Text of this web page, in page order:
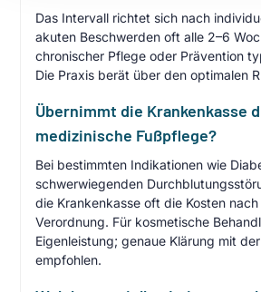
Das Intervall richtet sich nach
akuten Beschwerden oft alle 2–6
chronischer Pflege oder Prävention
Die Praxis berät über den optimalen
Übernimmt die Krankenkasse
medizinische Fußpflege?
Bei bestimmten Indikationen wie
schwerwiegenden
die Krankenkasse oft die Kosten
Verordnung. Für kosmetische
Eigenleistung; genaue Klärung mit
empfohlen.